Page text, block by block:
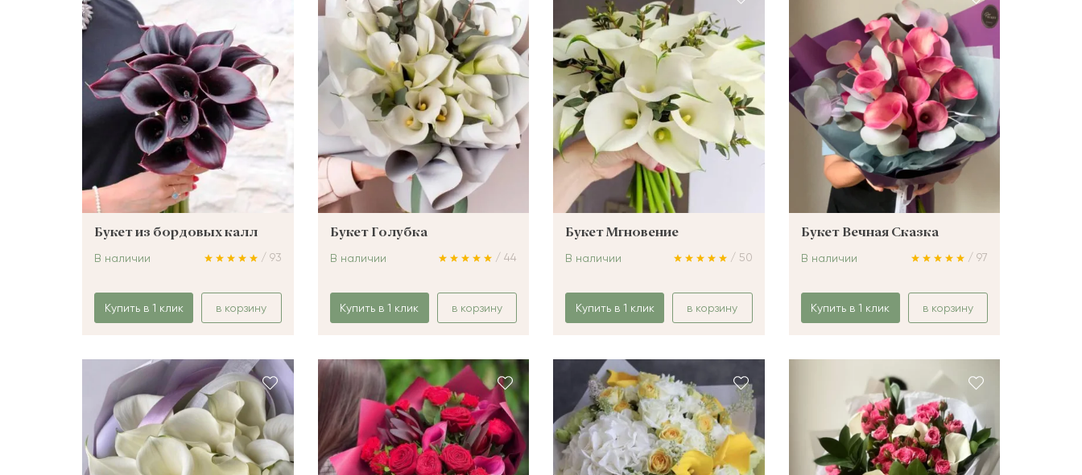
Букет из бордовых калл
/ 93
В наличии
Купить в 1 клик в корзину
Букет Голубка
/ 44
В наличии
Купить в 1 клик в корзину
Букет Мгновение
/ 50
В наличии
Купить в 1 клик в корзину
Букет Вечная Сказка
/ 97
В наличии
Купить в 1 клик в корзину